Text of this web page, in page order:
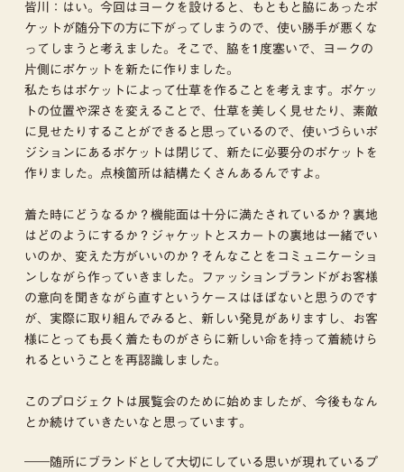
皆川：はい。今回はヨークを設けると、もともと脇にあったポ
ケットが随分下の方に下がってしまうので、使い勝手が悪くな
ってしまうと考えました。そこで、脇を1度塞いで、ヨークの
片側にポケットを新たに作りました。
私たちはポケットによって仕草を作ることを考えます。ポケッ
トの位置や深さを変えることで、仕草を美しく見せたり、素敵
に見せたりすることができると思っているので、使いづらいポ
ジションにあるポケットは閉じて、新たに必要分のポケットを
作りました。点検箇所は結構たくさんあるんですよ。
着た時にどうなるか？機能面は十分に満たされているか？裏地
はどのようにするか？ジャケットとスカートの裏地は一緒でい
いのか、変えた方がいいのか？そんなことをコミュニケーショ
ンしながら作っていきました。ファッションブランドがお客様
の意向を聞きながら直すというケースはほぼないと思うのです
が、実際に取り組んでみると、新しい発見がありますし、お客
様にとっても長く着たものがさらに新しい命を持って着続けら
れるということを再認識しました。
このプロジェクトは展覧会のために始めましたが、今後もなん
とか続けていきたいなと思っています。
――随所にブランドとして大切にしている思いが現れているプ